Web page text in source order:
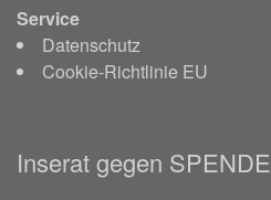
Service
Datenschutz
Cookie-Richtlinie EU
Inserat gegen SPENDE